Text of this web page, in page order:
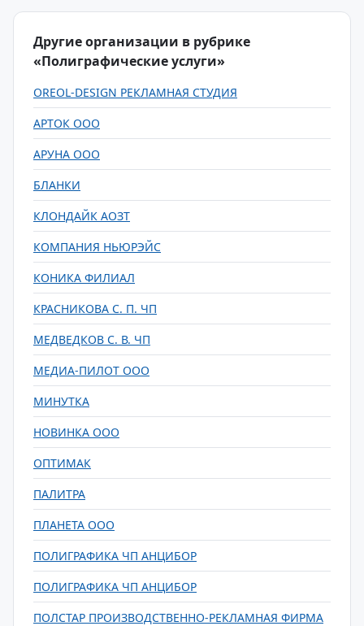
Другие организации в рубрике
«Полиграфические услуги»
OREOL-DESIGN РЕКЛАМНАЯ СТУДИЯ
АРТОК ООО
АРУНА ООО
БЛАНКИ
КЛОНДАЙК АОЗТ
КОМПАНИЯ НЬЮРЭЙС
КОНИКА ФИЛИАЛ
КРАСНИКОВА С. П. ЧП
МЕДВЕДКОВ С. В. ЧП
МЕДИА-ПИЛОТ ООО
МИНУТКА
НОВИНКА ООО
ОПТИМАК
ПАЛИТРА
ПЛАНЕТА ООО
ПОЛИГРАФИКА ЧП АНЦИБОР
ПОЛИГРАФИКА ЧП АНЦИБОР
ПОЛСТАР ПРОИЗВОДСТВЕННО-РЕКЛАМНАЯ ФИРМА